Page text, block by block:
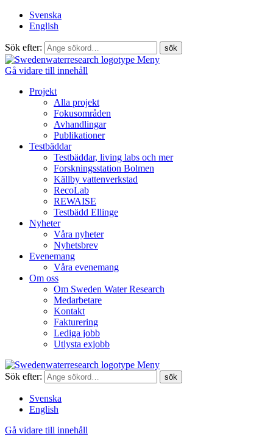
Svenska
English
Sök efter:
Meny
Gå vidare till innehåll
Projekt
Alla projekt
Fokusområden
Avhandlingar
Publikationer
Testbäddar
Testbäddar, living labs och mer
Forskningsstation Bolmen
Källby vattenverkstad
RecoLab
REWAISE
Testbädd Ellinge
Nyheter
Våra nyheter
Nyhetsbrev
Evenemang
Våra evenemang
Om oss
Om Sweden Water Research
Medarbetare
Kontakt
Fakturering
Lediga jobb
Utlysta exjobb
Meny
Sök efter:
Svenska
English
Gå vidare till innehåll